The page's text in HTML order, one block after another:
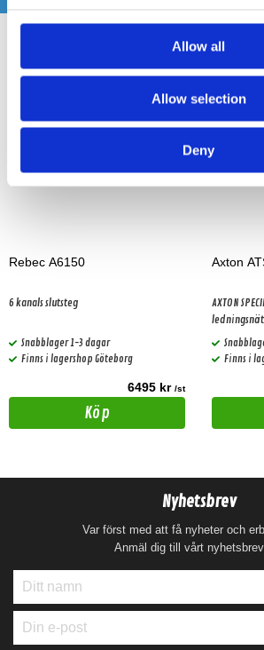
Allow all
Allow selection
Deny
Rebec A6150
6 kanals slutsteg
Snabblager 1-3 dagar
Finns i lagershop Göteborg
6495 kr /st
Köp
Axton
AXTON
ledningsnät
Finns i
Nyhetsbrev
Var först med att få nyheter och
Anmäl dig till vårt